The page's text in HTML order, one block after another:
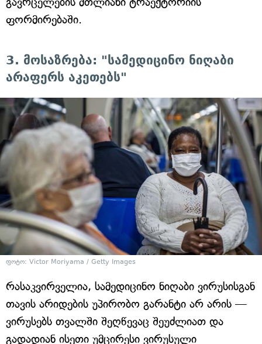
ფორმირებაში.
3. მოსაზრება: "სამედიცინო ნიღაბი
არაფერს აკეთებს"
ფოტო: Victor Moriyama / Getty Images
რასაკვირველია, სამედიცინო ნიღაბი ვირუსისგან
თავის არიდების უპირობო გარანტი არ არის —
ვირუსებს თვალში შეღწევაც შეუძლიათ და
გადადიან ისეთი უმცირესი ვირუსული